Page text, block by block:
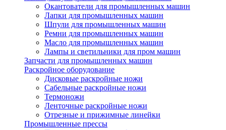
Окантователи для промышленных машин
Лапки для промышленных машин
Шпули для промышленных машин
Ремни для промышленных машин
Масло для промышленных машин
Лампы и светильники для пром машин
Запчасти для промышленных машин
Раскройное оборудование
Дисковые раскройные ножи
Сабельные раскройные ножи
Термоножи
Ленточные раскройные ножи
Отрезные и прижимные линейки
Промышленные прессы